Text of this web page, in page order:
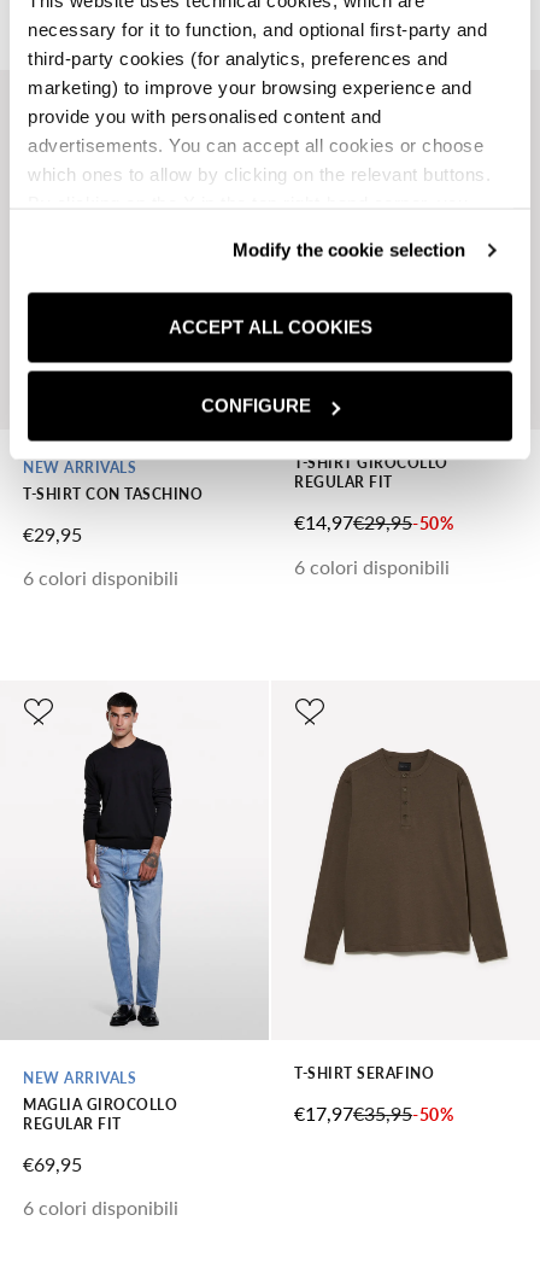
necessary for it to function, and optional first-party and
third-party cookies (for analytics, preferences and
marketing) to improve your browsing experience and
provide you with personalised content and
advertisements. You can accept all cookies or choose
which ones to allow by clicking on the relevant buttons.
any cookies or tracking tools other than technical ones
being installed.If you would like more information about
the cookies used, click here .
Modify the cookie selection
ACCEPT ALL COOKIES
CONFIGURE
NEW ARRIVALS
T-SHIRT CON TASCHINO
PREZZO SCONTATO
€29,95
6 colori disponibili
T-SHIRT GIROCOLLO
REGULAR FIT
PREZZO SCONTATO
€14,97PREZZO
€29,95-50%
6 colori disponibili
NEW ARRIVALS
MAGLIA GIROCOLLO
REGULAR FIT
PREZZO SCONTATO
€69,95
6 colori disponibili
T-SHIRT SERAFINO
PREZZO SCONTATO
€17,97PREZZO
€35,95-50%